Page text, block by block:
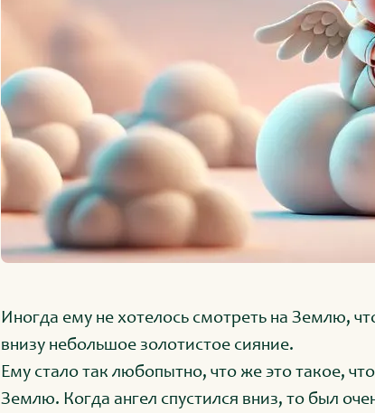
Иногда ему не хотелось смотреть на Землю,
внизу небольшое золотистое сияние.
Ему стало так любопытно, что же это такое,
Землю. Когда ангел спустился вниз, то был